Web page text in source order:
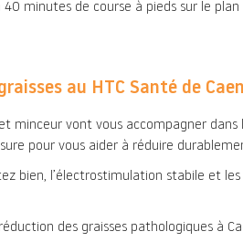
minutes de course à pieds sur le
au HTC Santé de
minceur vont vous accompagner
pour vous aider à réduire
bien, l’électrostimulation stabile
des graisses pathologiques à